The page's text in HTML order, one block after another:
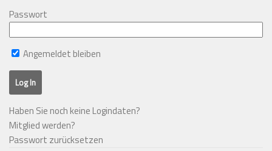
Passwort
Angemeldet bleiben
Haben Sie noch keine Logindaten?
Mitglied werden?
Passwort zurücksetzen